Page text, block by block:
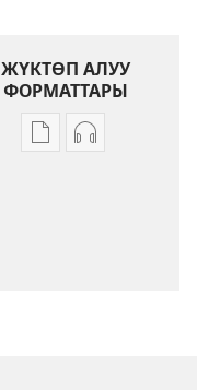
ЖҮКТӨП АЛУУ
ФОРМАТТАРЫ
АдабияттыАудиолорду